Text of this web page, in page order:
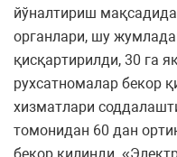
йўналтириш
органлари, шу
қисқартирилди, 30 га
рухсатномалар бекор
хизматлари
томонидан 60 дан